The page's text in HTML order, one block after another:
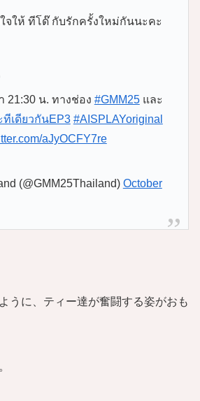
จให้ ทีโด๊ กับรักครั้งใหม่กันนะคะ
21:30 น. ทางช่อง #GMM25และ
เดียวกันEP3 #AISPLAYoriginal
aJyOCFY7re
(@GMM25Thailand) October
うに、ティー達が奮闘する姿がおも